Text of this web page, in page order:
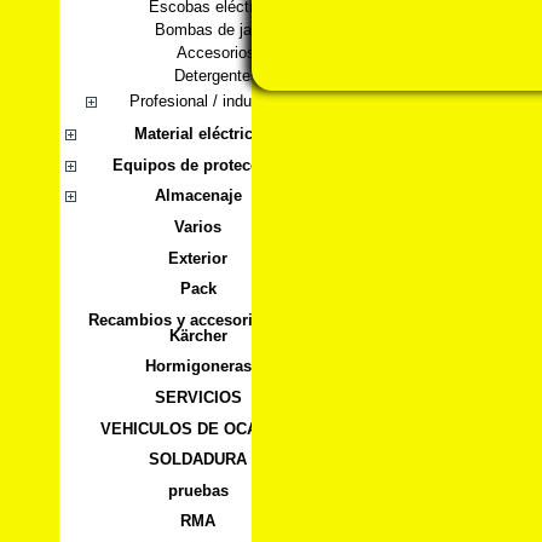
Escobas eléctricas
Bombas de jardín
Accesorios
Detergentes
Profesional / industrial
Material eléctrico
Equipos de protección
Almacenaje
Varios
Exterior
Pack
Recambios y accesorios para
Kärcher
Hormigoneras
SERVICIOS
VEHICULOS DE OCASION
SOLDADURA
pruebas
RMA